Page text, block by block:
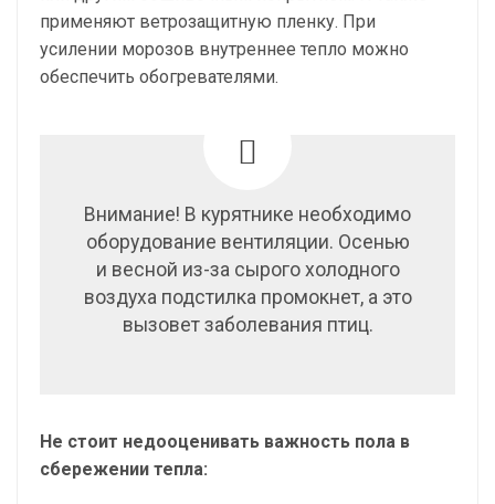
применяют ветрозащитную пленку. При
усилении морозов внутреннее тепло можно
обеспечить обогревателями.
Внимание! В курятнике необходимо
оборудование вентиляции. Осенью
и весной из-за сырого холодного
воздуха подстилка промокнет, а это
вызовет заболевания птиц.
Не стоит недооценивать важность пола в
сбережении тепла: